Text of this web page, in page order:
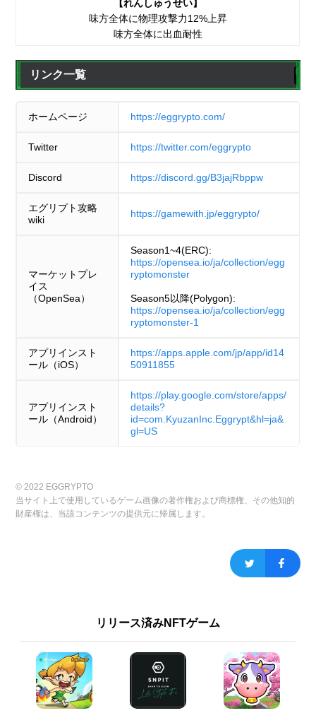
【れんしゅうせい】
味方全体に物理攻撃力12%上昇
味方全体に出血耐性
リンク一覧
ホームページ https://eggrypto.com/
Twitter https://twitter.com/eggrypto
Discord https://discord.gg/B3jajRbppw
エグリプト攻略
wiki
https://gamewith.jp/eggrypto/
マーケットプレ
イス
（OpenSea）
Season1~4(ERC):
https://opensea.io/ja/collection/egg
ryptomonster
Season5以降(Polygon):
https://opensea.io/ja/collection/egg
ryptomonster-1
アプリインスト
ール（iOS）
https://apps.apple.com/jp/app/id14
50911855
アプリインスト
ール（Android）
https://play.google.com/store/apps/
details?
id=com.KyuzanInc.Eggrypt&hl=ja&
gl=US
© 2022 EGGRYPTO
当サイト上で使用しているゲーム画像の著作権および商標権、その他知的
財産権は、当該コンテンツの提供元に帰属します。
リリース済みNFTゲーム